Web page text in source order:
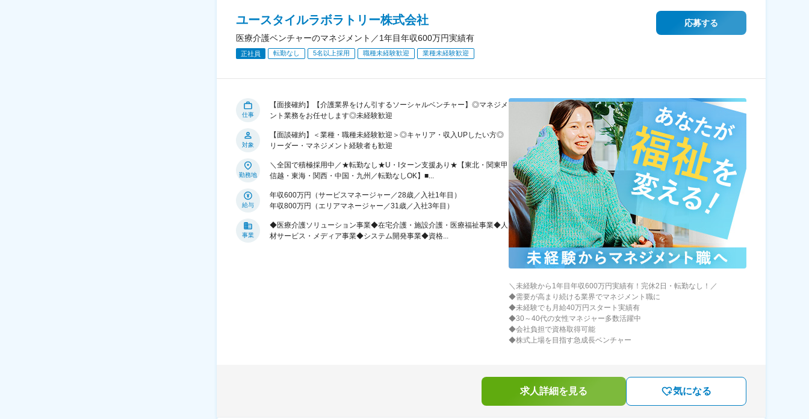
ユースタイルラボラトリー株式会社
医療介護ベンチャーのマネジメント／1年目年収600万円実績有
正社員 転勤なし 5名以上採用 職種未経験歓迎 業種未経験歓迎
応募する
仕事
【面接確約】【介護業界をけん引するソーシャルベンチャー】◎マネジメ
ント業務をお任せします◎未経験歓迎
対象
【面談確約】＜業種・職種未経験歓迎＞◎キャリア・収入UPしたい方◎
リーダー・マネジメント経験者も歓迎
勤務地
＼全国で積極採用中／★転勤なし★U・Iターン支援あり★【東北・関東甲
信越・東海・関西・中国・九州／転勤なしOK】■...
給与
年収600万円（サービスマネージャー／28歳／入社1年目）
年収800万円（エリアマネージャー／31歳／入社3年目）
事業
◆医療介護ソリューション事業◆在宅介護・施設介護・医療福祉事業◆人
材サービス・メディア事業◆システム開発事業◆資格...
＼未経験から1年目年収600万円実績有！完休2日・転勤なし！／
◆需要が高まり続ける業界でマネジメント職に
◆未経験でも月給40万円スタート実績有
◆30～40代の女性マネジャー多数活躍中
◆会社負担で資格取得可能
◆株式上場を目指す急成長ベンチャー
求人詳細を見る 気になる